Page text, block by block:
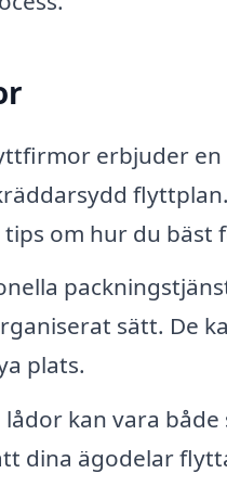
erbjuder
om hur du
sätt. De
plats.
kan vara
dina ägodelar